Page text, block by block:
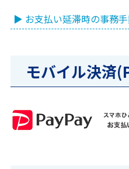
▶ お支払い延滞時の事務
モバイル決済